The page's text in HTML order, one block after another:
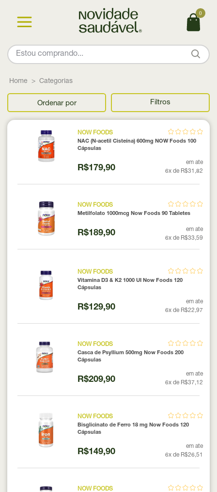
0
Home Categorias
Ordenar por Filtros
NOW FOODS
NAC (N-acetil Cisteína) 600mg NOW Foods 100
Cápsulas
R$179,90
em ate
6x de R$31,82
NOW FOODS
Metilfolato 1000mcg Now Foods 90 Tabletes
R$189,90
em ate
6x de R$33,59
NOW FOODS
Vitamina D3 & K2 1000 UI Now Foods 120
Cápsulas
R$129,90
em ate
6x de R$22,97
NOW FOODS
Casca de Psyllium 500mg Now Foods 200
Cápsulas
R$209,90
em ate
6x de R$37,12
NOW FOODS
Bisglicinato de Ferro 18 mg Now Foods 120
Cápsulas
R$149,90
em ate
6x de R$26,51
NOW FOODS